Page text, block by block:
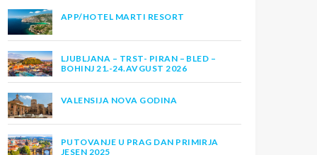
APP/HOTEL MARTI RESORT
LJUBLJANA – TRST- PIRAN – BLED –
BOHINJ 21.-24.AVGUST 2026
VALENSIJA NOVA GODINA
PUTOVANJE U PRAG DAN PRIMIRJA
JESEN 2025